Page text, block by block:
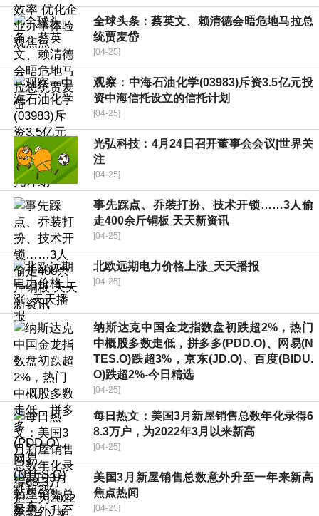
全球头条：蔡英文、赖清德会晤危地马拉总
统贾麦岱
[04-25]
观察：中海石油化学(03983)斥资3.5亿元投
资中海信托设立的信托计划
[04-25]
光弘科技：4月24日召开董事会会议|世界关
注
[04-25]
事先踩点、乔装打扮、技术开锁……3人偷
走400余斤铜板 天天新资讯
[04-25]
北欧远期电力价格上涨_天天播报
[04-25]
纳斯达克中国金龙指数盘初跌超2%，热门
中概股多数走低，拼多多(PDD.O)、网易(N
TES.O)跌超3%，京东(JD.O)、百度(BIDU.
O)跌超2%-今日精选
[04-25]
每日热文：美国3月新屋销售总数年化录得6
8.3万户，为2022年3月以来新高
[04-25]
美国3月新屋销售总数意外升至一年来新高
焦点热闻
[04-25]